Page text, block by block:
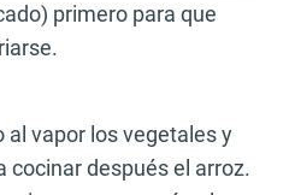
primero para que
al vapor los vegetales y
cocinar después el arroz.